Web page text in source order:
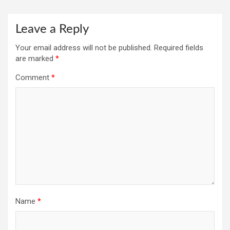
Leave a Reply
Your email address will not be published. Required fields
are marked *
Comment *
Name *